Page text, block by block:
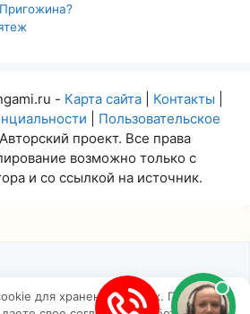
- Карта сайта| Контакты
Пользовательское
Авторский проект. Все права
возможно только с
и со ссылкой на источник.
для хранения данных. Продолжая